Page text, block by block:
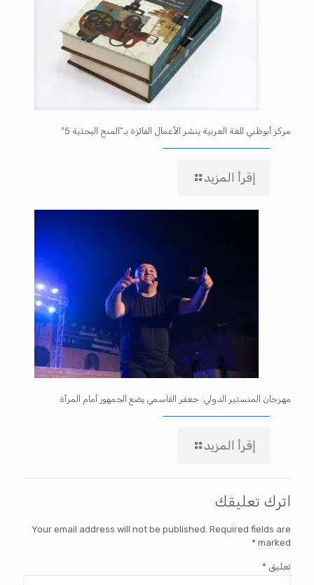
مركز أبوظبي للغة العربية ينشر الأعمال الفائزة بـ”المنح البحثية 5″
إقرأ المزيد
مهرجان المنستير الدولي: جعفر القاسمي يضع الجمهور أمام المرآة
إقرأ المزيد
اترك تعليقك
Your email address will not be published. Required fields are
marked
*
تعليق *